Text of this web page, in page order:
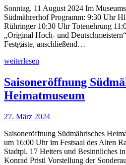
Sonntag. 11 August 2024 Im
Südmährerhof Programm: 9:30 Uhr
Rühringer 10:30 Uhr Totenehrung
„Original Hoch- und
Festgäste, anschließend…
weiterlesen
Saisoneröffnung
Heimatmuseum
27. März 2024
Saisoneröffnung Südmährisches
um 16:00 Uhr im Festsaal des Alten
Stadtpl. 17 Heiters und Besinnliches
Konrad Pristl Vorstellung der